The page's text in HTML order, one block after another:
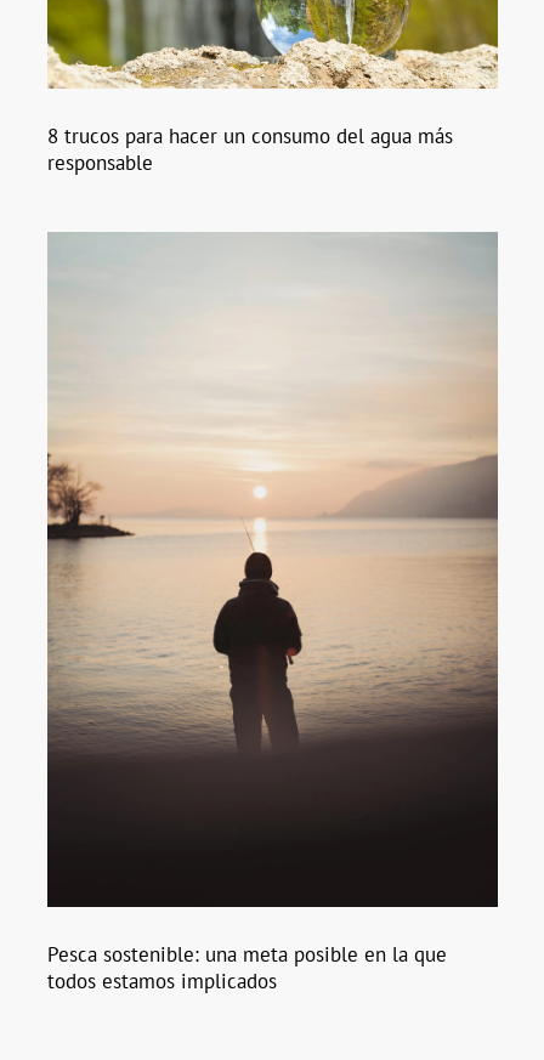
8 trucos para hacer un consumo del agua más
responsable
Pesca sostenible: una meta posible en la que
todos estamos implicados